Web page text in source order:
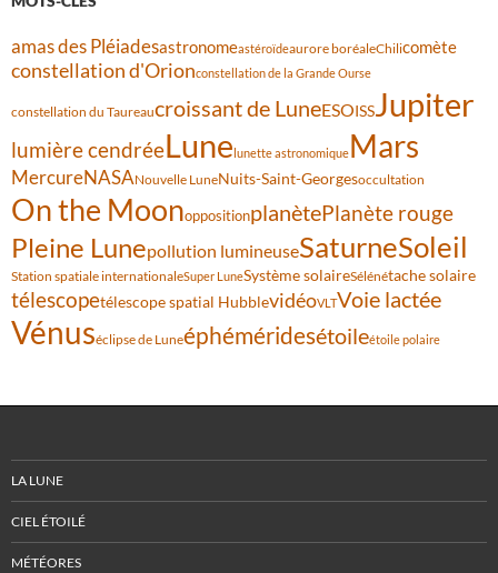
amas des Pléiadesastronomeastéroïdeaurore boréaleChilicomète
constellation d'Orionconstellation de la Grande Ourse
constellation du Taureaucroissant de LuneESOISSJupiter
lumière cendréeLune lunette astronomiqueMars
MercureNASANouvelle LuneNuits-Saint-Georgesoccultation
On the MoonoppositionplanètePlanète rouge
Pleine Lunepollution lumineuseSaturneSoleil
Station spatiale internationaleSuper LuneSystème solaireSélénétache solaire
télescopetélescope spatial HubblevidéoVLTVoie lactée
Vénuséclipse de Luneéphéméridesétoileétoile polaire
LA LUNE
CIEL ÉTOILÉ
MÉTÉORES